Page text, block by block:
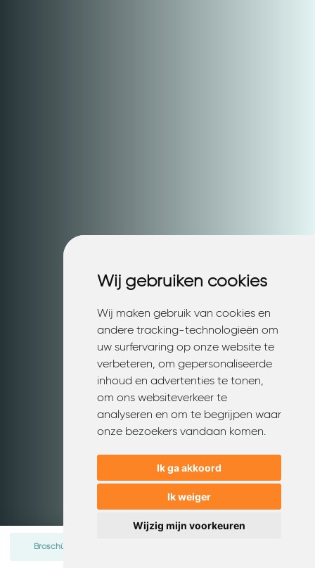
Wij gebruiken cookies
Wij maken gebruik van cookies en
andere tracking-technologieën om
uw surfervaring op onze website te
verbeteren, om gepersonaliseerde
inhoud en advertenties te tonen,
om ons websiteverkeer te
analyseren en om te begrijpen waar
onze bezoekers vandaan komen.
Ik ga akkoord
Ik weiger
Wijzig mijn voorkeuren
Wij gebruiken cookies
Wij maken gebruik van cookies en
andere tracking-technologieën om
uw surfervaring op onze website te
verbeteren, om gepersonaliseerde
inhoud en advertenties te tonen,
om ons websiteverkeer te
analyseren en om te begrijpen waar
onze bezoekers vandaan komen.
Ik ga akkoord
Ik weiger
Wijzig mijn voorkeuren
Broschüre herunterladen